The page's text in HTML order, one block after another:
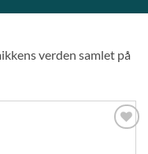
verden samlet på